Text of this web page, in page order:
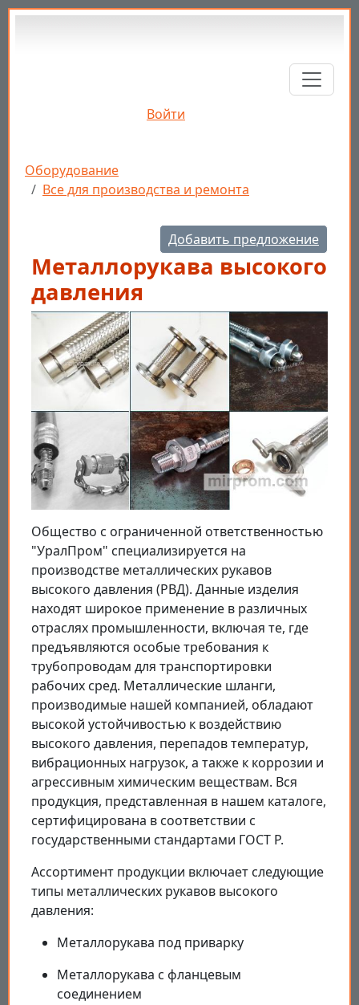
Перейти к основному содержанию
Войти
Строка навигации
Оборудование
Все для производства и ремонта
Добавить предложение
Металлорукава высокого
давления
Общество с ограниченной ответственностью
"УралПром" специализируется на
производстве металлических рукавов
высокого давления (РВД). Данные изделия
находят широкое применение в различных
отраслях промышленности, включая те, где
предъявляются особые требования к
трубопроводам для транспортировки
рабочих сред. Металлические шланги,
производимые нашей компанией, обладают
высокой устойчивостью к воздействию
высокого давления, перепадов температур,
вибрационных нагрузок, а также к коррозии и
агрессивным химическим веществам. Вся
продукция, представленная в нашем каталоге,
сертифицирована в соответствии с
государственными стандартами ГОСТ Р.
Ассортимент продукции включает следующие
типы металлических рукавов высокого
давления:
Металлорукава под приварку
Металлорукава с фланцевым
соединением